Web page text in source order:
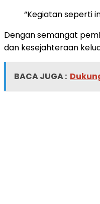
“Kegiatan seperti
Dengan semangat
dan kesejahteraan
BACA JUGA :